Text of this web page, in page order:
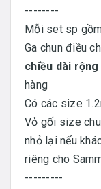
--------
Mỗi set sp
Ga chun điều
chiều dài
hàng
Có các size
Vỏ gối size
nhỏ lại nếu
riêng cho
---------